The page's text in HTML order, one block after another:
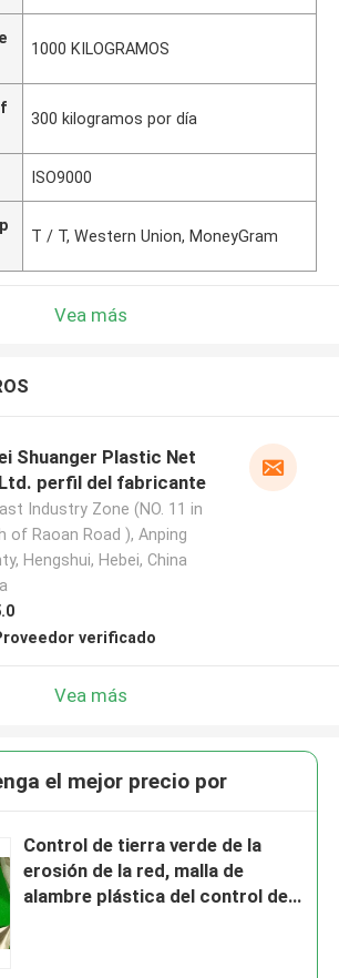
1000 KILOGRAMOS
300 kilogramos por día
ISO9000
T / T, Western Union, MoneyGram
Vea más
Shuanger Plastic Net
perfil del fabricante
Industry Zone (NO. 11 in
of Raoan Road ), Anping
Hengshui, Hebei, China
verificado
Vea más
el mejor precio por
Control de tierra verde de la
erosión de la red, malla de
alambre plástica del control de